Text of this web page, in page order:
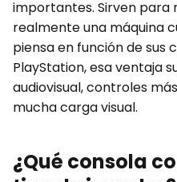
importantes. Sirven para
realmente una máquina
piensa en función de sus
PlayStation, esa ventaja
audiovisual, controles
mucha carga visual.
¿Qué consola